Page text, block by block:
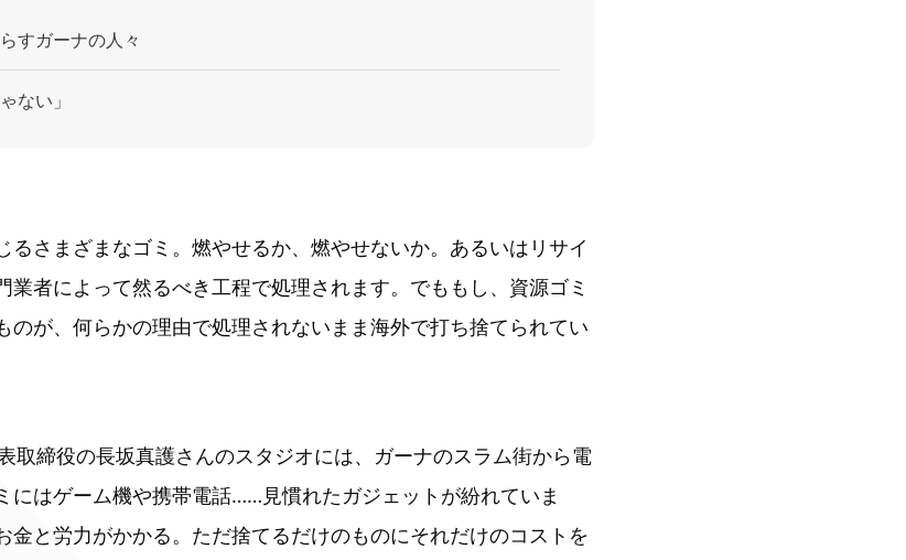
すガーナの人々
ない」
るさまざまなゴミ。燃やせるか、燃やせないか。あるいはリサイ
業者によって然るべき工程で処理されます。でももし、資源ゴミ
のが、何らかの理由で処理されないまま海外で打ち捨てられてい
取締役の長坂真護さんのスタジオには、ガーナのスラム街から電
にはゲーム機や携帯電話……見慣れたガジェットが紛れていま
金と労力がかかる。ただ捨てるだけのものにそれだけのコストを